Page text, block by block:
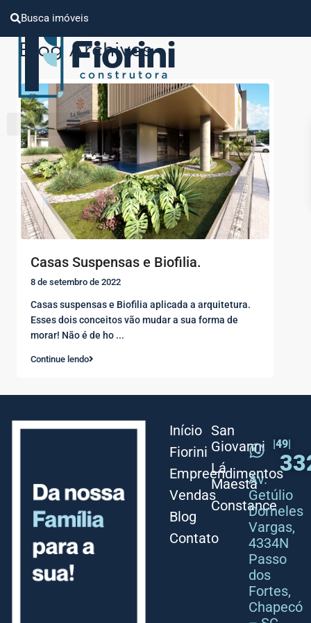
Busca imóveis
Blog Archives
Casas Suspensas e Biofilia.
8 de setembro de 2022
Casas suspensas e Biofilia aplicada a arquitetura.
Esses dois conceitos vão mudar a sua forma de
morar! Não é de ho ...
Continue lendo
Início
Fiorini
Empreendimentos
Vendas
Blog
Contato
San
Giovanni
Lá
Maestà
Constance
|49|
Av.
Getúlio
Dorneles
Vargas,
4334N
Passo
dos
Fortes,
Chapecó